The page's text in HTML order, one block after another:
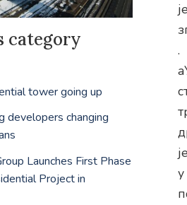
.
category
tower going up
developers changing
Launches First Phase
Project in